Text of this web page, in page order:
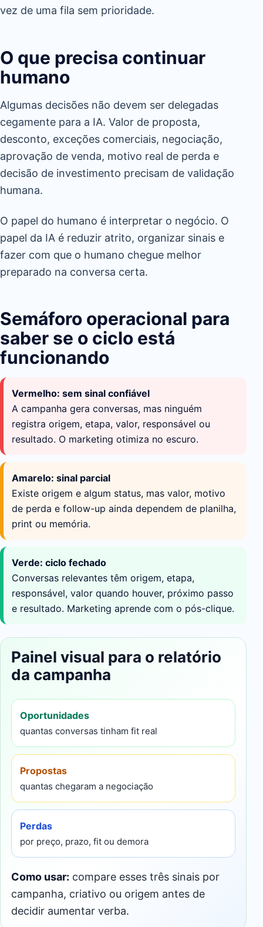
vez de uma fila sem prioridade.
O que precisa continuar
humano
Algumas decisões não devem ser delegadas
cegamente para a IA. Valor de proposta,
desconto, exceções comerciais, negociação,
aprovação de venda, motivo real de perda e
decisão de investimento precisam de validação
humana.
O papel do humano é interpretar o negócio. O
papel da IA é reduzir atrito, organizar sinais e
fazer com que o humano chegue melhor
preparado na conversa certa.
Semáforo operacional para
saber se o ciclo está
funcionando
Vermelho: sem sinal confiável
A campanha gera conversas, mas ninguém
registra origem, etapa, valor, responsável ou
resultado. O marketing otimiza no escuro.
Amarelo: sinal parcial
Existe origem e algum status, mas valor, motivo
de perda e follow-up ainda dependem de planilha,
print ou memória.
Verde: ciclo fechado
Conversas relevantes têm origem, etapa,
responsável, valor quando houver, próximo passo
e resultado. Marketing aprende com o pós-clique.
Painel visual para o relatório
da campanha
Oportunidades
quantas conversas tinham fit real
Propostas
quantas chegaram a negociação
Perdas
por preço, prazo, fit ou demora
Como usar: compare esses três sinais por
campanha, criativo ou origem antes de
decidir aumentar verba.